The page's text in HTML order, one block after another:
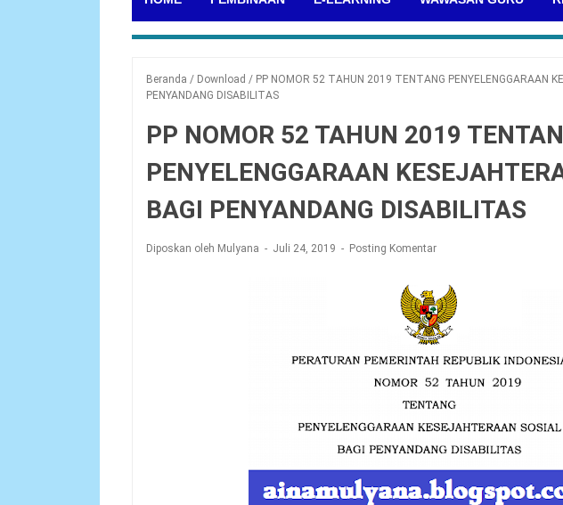
Beranda / Download / PP NOMOR 52 TAHUN 2019 TENTANG PENYELENGGARAAN
PENYANDANG DISABILITAS
PP NOMOR 52 TAHUN 2019
PENYELENGGARAAN
BAGI PENYANDANG DISABILITAS
Diposkan oleh Mulyana Juli 24, 2019 Posting Komentar